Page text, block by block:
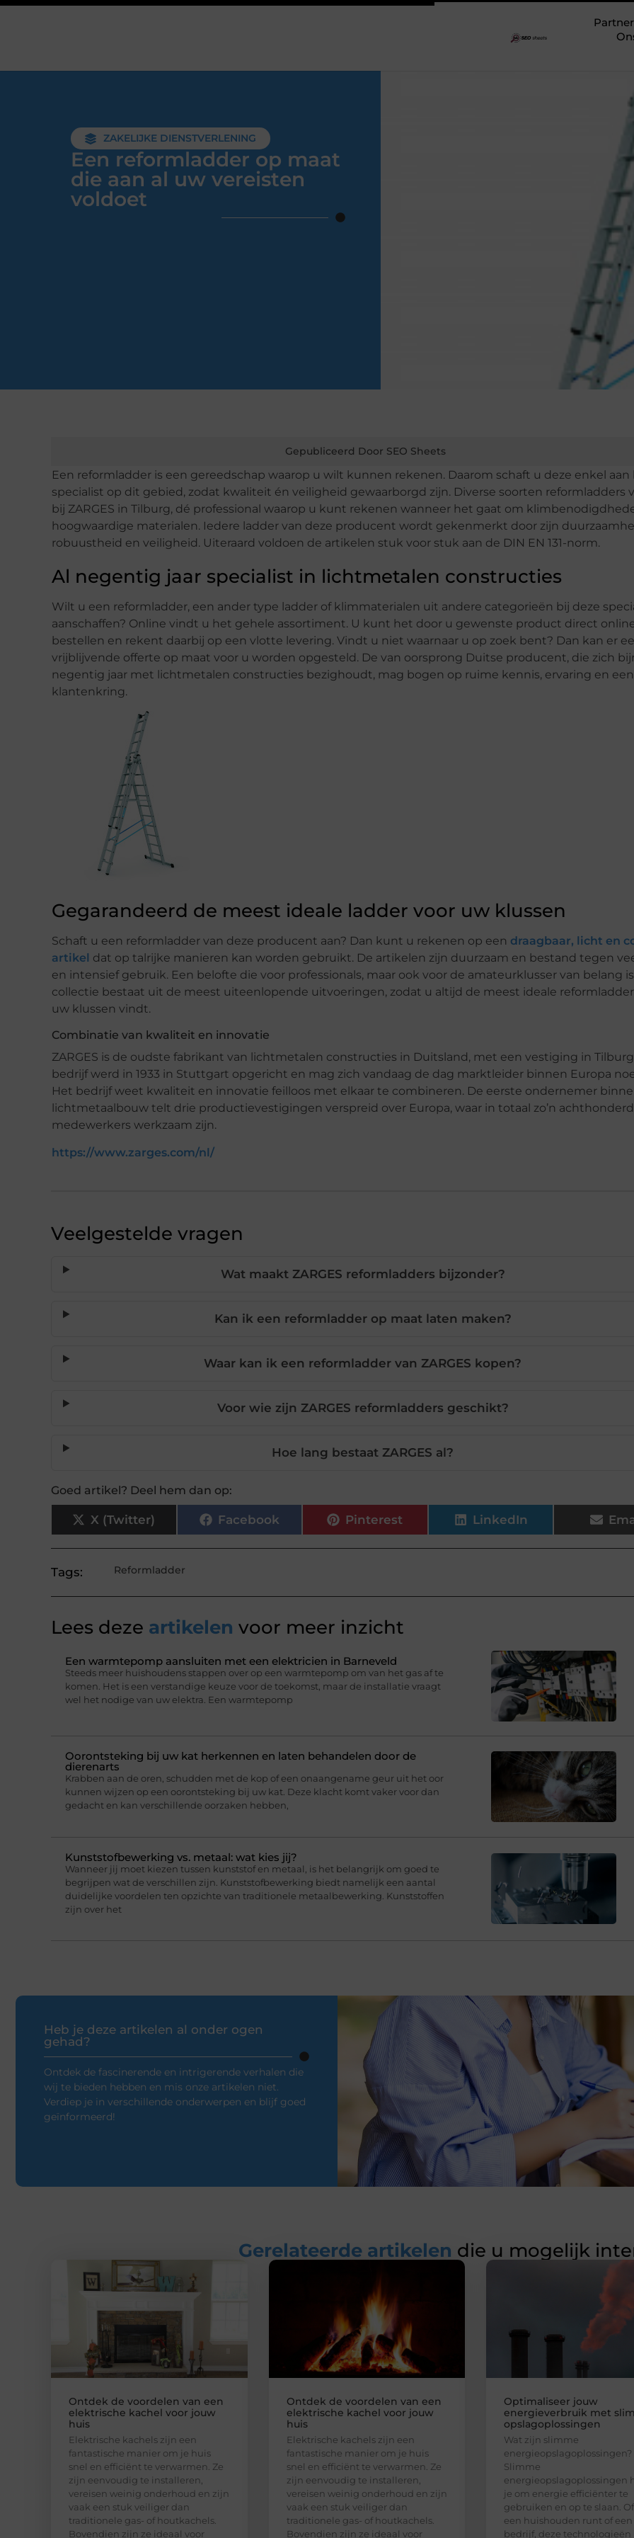
ZAKELIJKE DIENSTVERLENING
Een reformladder op maat
die aan al uw vereisten
voldoet
Gepubliceerd Door SEO Sheets
Een reformladder is een gereedschap waarop u wilt kunnen rekenen. Daarom schaft u deze enkel aan
specialist op dit gebied, zodat kwaliteit én veiligheid gewaarborgd zijn. Diverse soorten reformladders
bij ZARGES in Tilburg, dé professional waarop u kunt rekenen wanneer het gaat om
hoogwaardige materialen. Iedere ladder van deze producent wordt gekenmerkt door zijn
robuustheid en veiligheid. Uiteraard voldoen de artikelen stuk voor stuk aan de DIN EN 131-norm.
Al negentig jaar specialist in lichtmetalen constructies
Wilt u een reformladder, een ander type ladder of klimmaterialen uit andere categorieën bij deze
aanschaffen? Online vindt u het gehele assortiment. U kunt het door u gewenste product direct
bestellen en rekent daarbij op een vlotte levering. Vindt u niet waarnaar u op zoek bent? Dan kan er
vrijblijvende offerte op maat voor u worden opgesteld. De van oorsprong Duitse producent, die zich
negentig jaar met lichtmetalen constructies bezighoudt, mag bogen op ruime kennis, ervaring en
klantenkring.
Gegarandeerd de meest ideale ladder voor uw klussen
Schaft u een reformladder van deze producent aan? Dan kunt u rekenen op een draagbaar, licht en
artikel dat op talrijke manieren kan worden gebruikt. De artikelen zijn duurzaam en bestand tegen
en intensief gebruik. Een belofte die voor professionals, maar ook voor de amateurklusser van belang
collectie bestaat uit de meest uiteenlopende uitvoeringen, zodat u altijd de meest ideale
uw klussen vindt.
Combinatie van kwaliteit en innovatie
ZARGES is de oudste fabrikant van lichtmetalen constructies in Duitsland, met een vestiging in
bedrijf werd in 1933 in Stuttgart opgericht en mag zich vandaag de dag marktleider binnen Europa
Het bedrijf weet kwaliteit en innovatie feilloos met elkaar te combineren. De eerste ondernemer
lichtmetaalbouw telt drie productievestigingen verspreid over Europa, waar in totaal zo’n achthonderd
medewerkers werkzaam zijn.
https://www.zarges.com/nl/
Veelgestelde vragen
Wat maakt ZARGES reformladders bijzonder?
Kan ik een reformladder op maat laten maken?
Waar kan ik een reformladder van ZARGES kopen?
Voor wie zijn ZARGES reformladders geschikt?
Hoe lang bestaat ZARGES al?
Goed artikel? Deel hem dan op:
X (Twitter) Facebook Pinterest LinkedIn
Tags: Reformladder
Lees deze artikelen voor meer inzicht
Een warmtepomp aansluiten met een elektricien in Barneveld
Steeds meer huishoudens stappen over op een warmtepomp om van het gas af te
komen. Het is een verstandige keuze voor de toekomst, maar de installatie vraagt
wel het nodige van uw elektra. Een warmtepomp
Oorontsteking bij uw kat herkennen en laten behandelen door de
dierenarts
Krabben aan de oren, schudden met de kop of een onaangename geur uit het oor
kunnen wijzen op een oorontsteking bij uw kat. Deze klacht komt vaker voor dan
gedacht en kan verschillende oorzaken hebben,
Kunststofbewerking vs. metaal: wat kies jij?
Wanneer jij moet kiezen tussen kunststof en metaal, is het belangrijk om goed te
begrijpen wat de verschillen zijn. Kunststofbewerking biedt namelijk een aantal
duidelijke voordelen ten opzichte van traditionele metaalbewerking. Kunststoffen
zijn over het
Heb je deze artikelen al onder ogen
gehad?
Ontdek de fascinerende en intrigerende verhalen die
wij te bieden hebben en mis onze artikelen niet.
Verdiep je in verschillende onderwerpen en blijf goed
geïnformeerd!
Gerelateerde artikelen die u mogelijk
Ontdek de voordelen van een
elektrische kachel voor jouw
huis
Elektrische kachels zijn een
fantastische manier om je huis
snel en efficiënt te verwarmen. Ze
zijn eenvoudig te installeren,
vereisen weinig onderhoud en zijn
vaak een stuk veiliger dan
traditionele gas- of houtkachels.
Bovendien zijn ze ideaal voor
Ontdek de voordelen van een
elektrische kachel voor jouw
huis
Elektrische kachels zijn een
fantastische manier om je huis
snel en efficiënt te verwarmen. Ze
zijn eenvoudig te installeren,
vereisen weinig onderhoud en zijn
vaak een stuk veiliger dan
traditionele gas- of houtkachels.
Bovendien zijn ze ideaal voor
Optimaliseer jouw
energieverbruik met
opslagoplossingen
Wat zijn slimme
energieopslagoplossingen?
Slimme
energieopslagoplossingen
je om energie efficiënter te
gebruiken en op te slaan.
een huishouden runt of een
bedrijf, deze technologieën